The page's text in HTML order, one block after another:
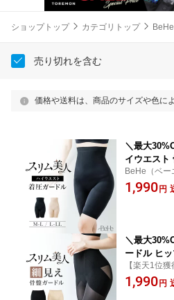
ショップトップ カテゴリトップ BeHe
売り切れを含む
価格や送料は、商品のサイズや色に
＼最大
イウエスト
こりお腹
大きいサイ
BeHe（ベー
パケア むく
ガードル ゲ
1,990 円
＼最大
ードル ヒ
ウエスト
イズ シー
【楽天1位
ガードル
1,990 円